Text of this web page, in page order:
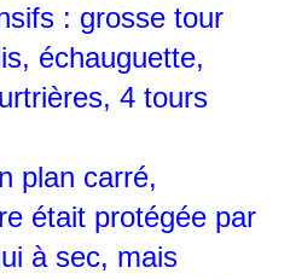
: grosse tour
échauguette,
4 tours
plan carré,
était protégée par
à sec, mais